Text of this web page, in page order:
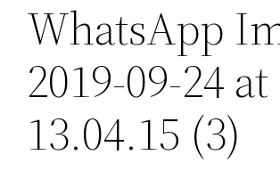
WhatsApp
2019-09-24 at
13.04.15 (3)